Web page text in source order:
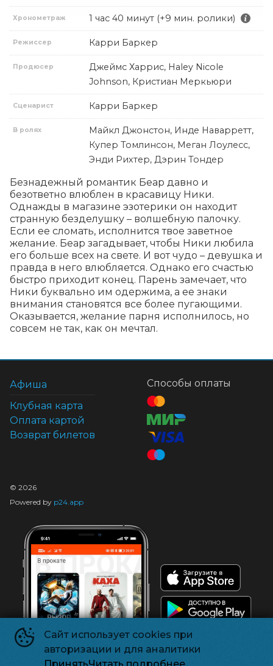
Хронометраж 1 час 40 минут (+9 мин. ролики)
Режиссер Карри Баркер
Продюсер
Джеймс Харрис, Haley Nicole
Johnson, Кристиан Меркьюри
Сценарист Карри Баркер
В ролях
Майкл Джонстон, Инде Наварретт,
Купер Томлинсон, Меган Лоулесс,
Энди Рихтер, Дэрин Тондер
Безнадежный романтик Беар давно и
безответно влюблен в красавицу Ники.
Однажды в магазине эзотерики он находит
странную безделушку – волшебную палочку.
Если ее сломать, исполнится твое заветное
желание. Беар загадывает, чтобы Ники любила
его больше всех на свете. И вот чудо – девушка и
правда в него влюбляется. Однако его счастью
быстро приходит конец. Парень замечает, что
Ники буквально им одержима, а ее знаки
внимания становятся все более пугающими.
Оказывается, желание парня исполнилось, но
совсем не так, как он мечтал.
Сайт использует cookies при
авторизации и для аналитики
Афиша
Клубная карта
Оплата картой
Возврат билетов
Способы оплаты
© 2026
Powered by p24.app